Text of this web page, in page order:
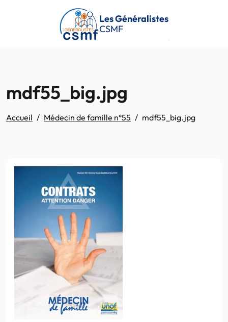
Passer au contenu principal
Les Généralistes
CSMF
mdf55_big.jpg
Accueil Médecin de famille n°55 mdf55_big.jpg